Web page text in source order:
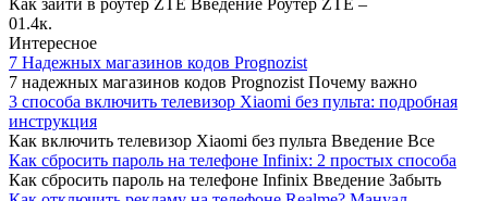
Как зайти в роутер ZTE Введение Роутер ZTE –
01.4к.
Интересное
7 Надежных магазинов кодов Prognozist
7 надежных магазинов кодов Prognozist Почему важно
3 способа включить телевизор Xiaomi без пульта: подробная
инструкция
Как включить телевизор Xiaomi без пульта Введение Все
Как сбросить пароль на телефоне Infinix: 2 простых способа
Как сбросить пароль на телефоне Infinix Введение Забыть